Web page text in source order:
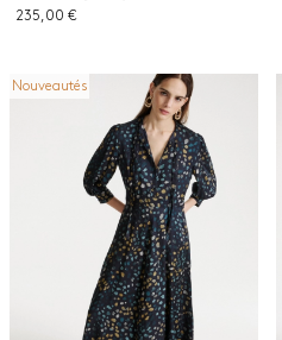
235,00 €
Nouveautés